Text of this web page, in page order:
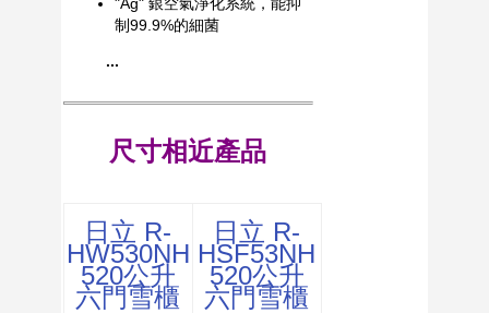
制99.9%的細菌
...
尺寸相近產品
日立 R-
HW530NH
520公升
六門雪櫃
日立 R-
HSF53NH
520公升
六門雪櫃